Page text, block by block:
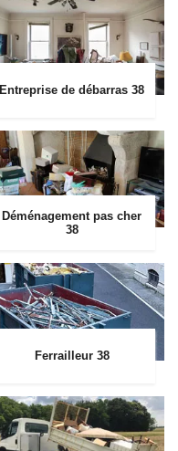
Entreprise de débarras 38
Déménagement pas cher
38
Ferrailleur 38